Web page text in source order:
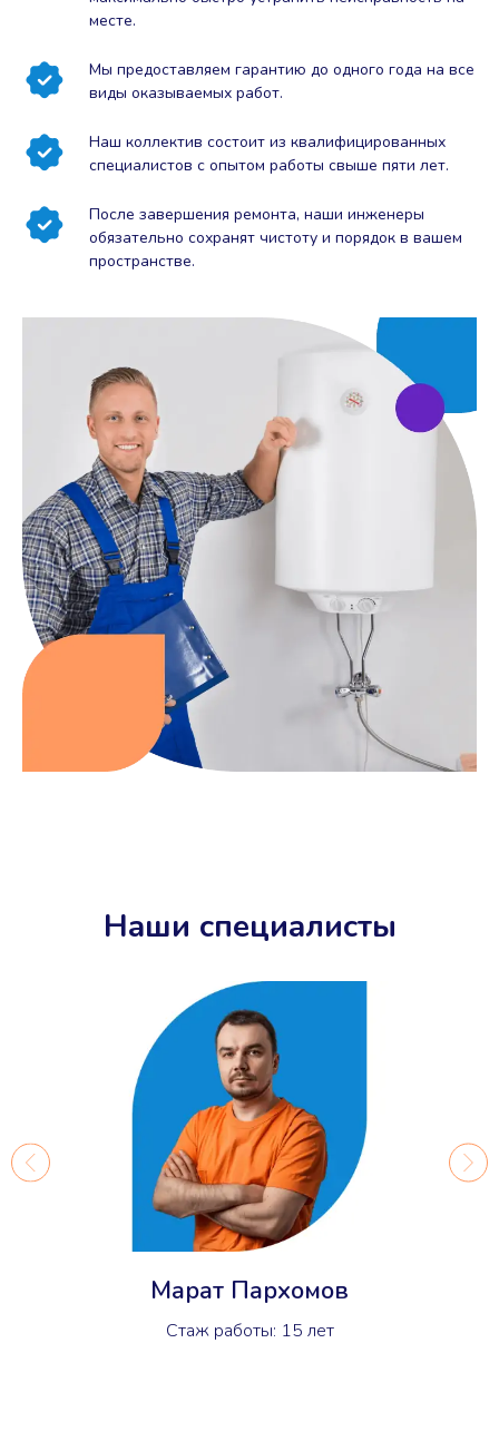
месте.
Мы предоставляем гарантию до одного года на все
виды оказываемых работ.
Наш коллектив состоит из квалифицированных
специалистов с опытом работы свыше пяти лет.
После завершения ремонта, наши инженеры
обязательно сохранят чистоту и порядок в вашем
пространстве.
Наши специалисты
Марат Пархомов
Стаж работы: 15 лет